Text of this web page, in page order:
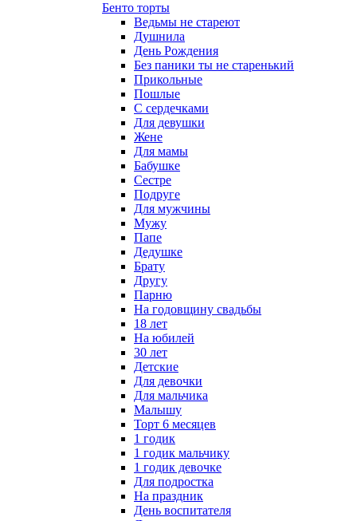
Бенто торты
Ведьмы не стареют
Душнила
День Рождения
Без паники ты не старенький
Прикольные
Пошлые
С сердечками
Для девушки
Жене
Для мамы
Бабушке
Сестре
Подруге
Для мужчины
Мужу
Папе
Дедушке
Брату
Другу
Парню
На годовщину свадьбы
18 лет
На юбилей
30 лет
Детские
Для девочки
Для мальчика
Малышу
Торт 6 месяцев
1 годик
1 годик мальчику
1 годик девочке
Для подростка
На праздник
День воспитателя